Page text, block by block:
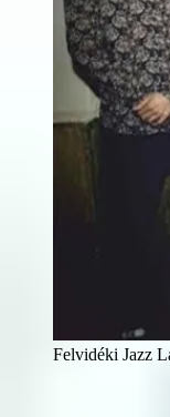
Felvidéki Jazz